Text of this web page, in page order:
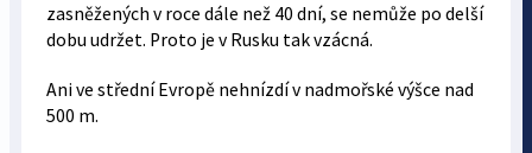
zasněžených v roce dále než 40 dní, se nemůže po delší
dobu udržet. Proto je v Rusku tak vzácná.
Ani ve střední Evropě nehnízdí v nadmořské výšce nad
500 m.